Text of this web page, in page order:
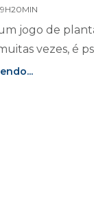
jogo de
vezes, é